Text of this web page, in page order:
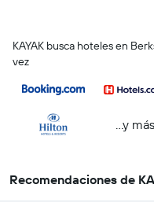
KAYAK busca hoteles en
vez
...y más
Recomendaciones de